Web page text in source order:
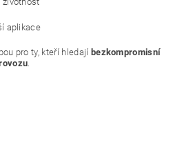
aplikace
pro ty, kteří hledají bezkompromisní